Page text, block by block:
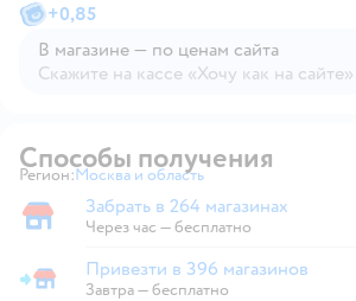
+0,85
В магазине — по ценам сайта
Скажите на кассе «Хочу как на сайте»
Способы получения
Регион: Выбор адреса доставки.
Москва и область
Забрать в магазине
Забрать в 264 магазинах
Через час — бесплатно
Привезти в магазин
Привезти в 396 магазинов
Завтра—бесплатно